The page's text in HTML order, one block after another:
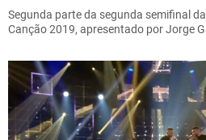
Segunda parte da segunda semifinal
Canção 2019, apresentado por Jorge